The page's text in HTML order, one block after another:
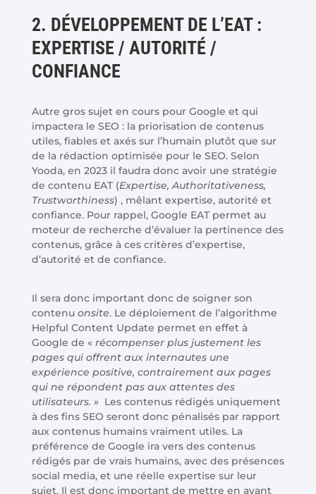
2. DÉVELOPPEMENT DE L’EAT :
EXPERTISE / AUTORITÉ /
CONFIANCE
Autre gros sujet en cours pour Google et qui
impactera le SEO : la priorisation de contenus
utiles, fiables et axés sur l’humain plutôt que sur
de la rédaction optimisée pour le SEO. Selon
Yooda, en 2023 il faudra donc avoir une stratégie
de contenu EAT (Expertise, Authoritativeness,
Trustworthiness) , mêlant expertise, autorité et
confiance. Pour rappel, Google EAT permet au
moteur de recherche d’évaluer la pertinence des
contenus, grâce à ces critères d’expertise,
d’autorité et de confiance.
Il sera donc important donc de soigner son
contenu onsite. Le déploiement de l’algorithme
Helpful Content Update permet en effet à
Google de « récompenser plus justement les
pages qui offrent aux internautes une
expérience positive, contrairement aux pages
qui ne répondent pas aux attentes des
utilisateurs. » Les contenus rédigés uniquement
à des fins SEO seront donc pénalisés par rapport
aux contenus humains vraiment utiles. La
préférence de Google ira vers des contenus
rédigés par de vrais humains, avec des présences
social media, et une réelle expertise sur leur
sujet. Il est donc important de mettre en avant